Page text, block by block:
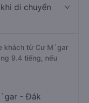
di chuyển
khách từ Cư M`gar
9.4 tiếng, nếu
- Đắk